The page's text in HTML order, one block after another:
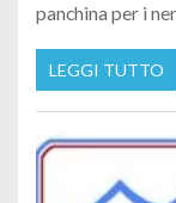
panchina per i
LEGGI TUTTO